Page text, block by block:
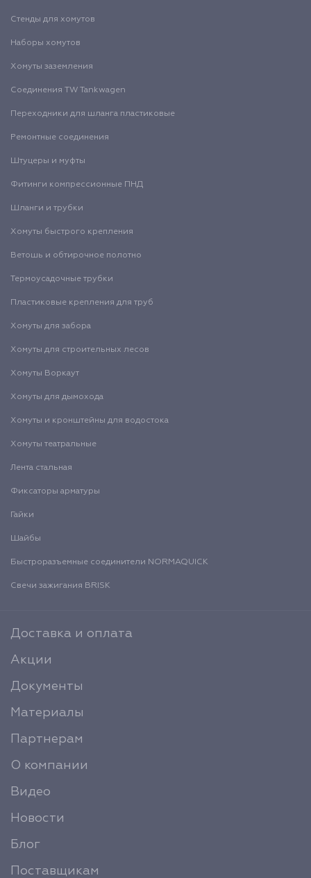
Стенды для хомутов
Наборы хомутов
Хомуты заземления
Соединения TW Tankwagen
Переходники для шланга пластиковые
Ремонтные соединения
Штуцеры и муфты
Фитинги компрессионные ПНД
Шланги и трубки
Хомуты быстрого крепления
Ветошь и обтирочное полотно
Термоусадочные трубки
Пластиковые крепления для труб
Хомуты для забора
Хомуты для строительных лесов
Хомуты Воркаут
Хомуты для дымохода
Хомуты и кронштейны для водостока
Хомуты театральные
Лента стальная
Фиксаторы арматуры
Гайки
Шайбы
Быстроразъемные соединители NORMAQUICK
Свечи зажигания BRISK
Доставка и оплата
Акции
Документы
Материалы
Партнерам
О компании
Видео
Новости
Блог
Поставщикам